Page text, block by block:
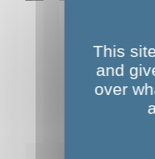
Musée
This
and
over